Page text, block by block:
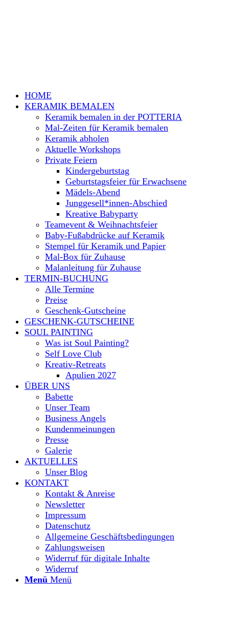
HOME
KERAMIK BEMALEN
Keramik bemalen in der POTTERIA
Mal-Zeiten für Keramik bemalen
Keramik abholen
Aktuelle Workshops
Private Feiern
Kindergeburtstag
Geburtstagsfeier für Erwachsene
Mädels-Abend
Junggesell*innen-Abschied
Kreative Babyparty
Teamevent & Weihnachtsfeier
Baby-Fußabdrücke auf Keramik
Stempel für Keramik und Papier
Mal-Box für Zuhause
Malanleitung für Zuhause
TERMIN-BUCHUNG
Alle Termine
Preise
Geschenk-Gutscheine
GESCHENK-GUTSCHEINE
SOUL PAINTING
Was ist Soul Painting?
Self Love Club
Kreativ-Retreats
Apulien 2027
ÜBER UNS
Babette
Unser Team
Business Angels
Kundenmeinungen
Presse
Galerie
AKTUELLES
Unser Blog
KONTAKT
Kontakt & Anreise
Newsletter
Impressum
Datenschutz
Allgemeine Geschäftsbedingungen
Zahlungsweisen
Widerruf für digitale Inhalte
Widerruf
Menü Menü